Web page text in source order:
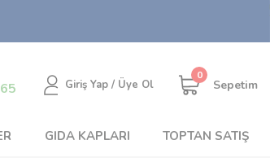
Giriş Yap / Üye Ol
0
Sepetim
GIDA KAPLARI TOPTAN SATIŞ